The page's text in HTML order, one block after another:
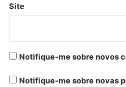
Site
Notifique-me sobre novos
Notifique-me sobre novas